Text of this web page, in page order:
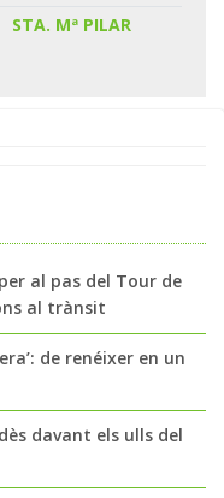
STA. Mª PILAR
al pas del Tour de
al trànsit
de renéixer en un
davant els ulls del